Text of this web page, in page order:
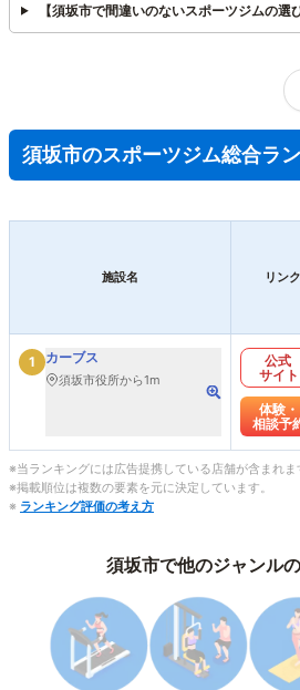
【須坂市で間違いのないスポーツジムの選び
須坂市のスポーツジム総合ラ
施設名 リンク
1 カーブス
須坂市役所から1m
公式
サイト
体験・
相談予
※当ランキングには広告提携している店舗が含まれま
※掲載順位は複数の要素を元に決定しています。
※ ランキング評価の考え方
須坂市で他のジャンル